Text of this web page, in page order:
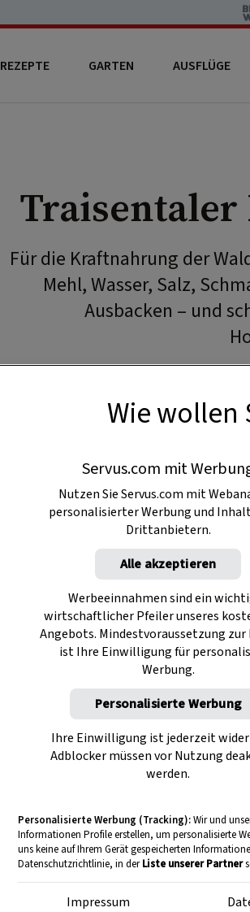
REZEPTE GARTEN AUSFLÜGE
Für die Kraftnahrung der
Mehl, Wasser, Salz,
Ausbacken – und
Wie wollen
Servus.com mit
Nutzen Sie Servus.com mit
personalisierter Werbung und
Drittanbietern.
Alle akzeptieren
Werbeeinnahmen sind ein
wirtschaftlicher Pfeiler unseres
Angebots. Mindestvoraussetzung
ist Ihre Einwilligung für
Werbung.
Personalisierte Werbung
Ihre Einwilligung ist jederzeit
Adblocker müssen vor Nutzung
werden.
Personalisierte Werbung (Tracking):Wir und
Informationen Profile erstellen, um personalisierte
uns keine auf Ihrem Gerät gespeicherten
Datenschutzrichtlinie, in derListe unserer Partner
Impressum